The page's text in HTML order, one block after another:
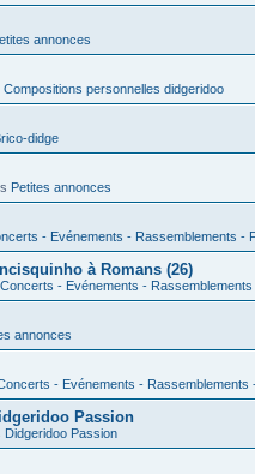
annonces
Compositions personnelles didgeridoo
didge
Petites annonces
- Evénements - Rassemblements -
à Romans (26)
Concerts - Evénements -
annonces
- Evénements - Rassemblements
Passion
Didgeridoo Passion